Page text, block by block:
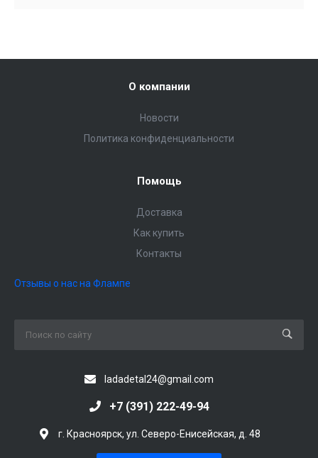
О компании
Новости
Политика конфиденциальности
Помощь
Доставка
Как купить
Контакты
Отзывы о нас на Флампе
ladadetal24@gmail.com
+7 (391) 222-49-94
г. Красноярск, ул. Северо-Енисейская, д. 48